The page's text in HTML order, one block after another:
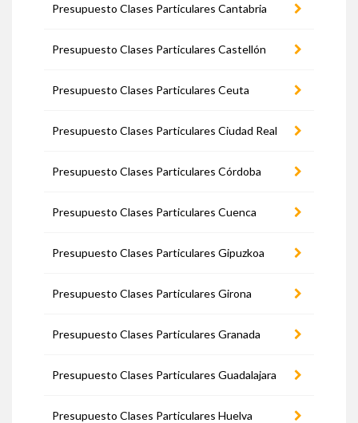
Presupuesto Clases Particulares Cantabria
Presupuesto Clases Particulares Castellón
Presupuesto Clases Particulares Ceuta
Presupuesto Clases Particulares Ciudad Real
Presupuesto Clases Particulares Córdoba
Presupuesto Clases Particulares Cuenca
Presupuesto Clases Particulares Gipuzkoa
Presupuesto Clases Particulares Girona
Presupuesto Clases Particulares Granada
Presupuesto Clases Particulares Guadalajara
Presupuesto Clases Particulares Huelva